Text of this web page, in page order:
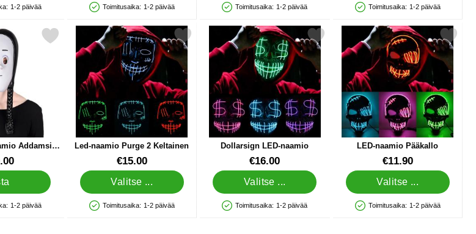
1-2 päivää
Saatavuus: Varastossa
Toimitusaika: 1-2 päivää
Saatavuus: Varastossa
Toimitusaika: 1-2 päivää
Saatavuus: Varastossa
Toimitusaika: 1-2 päivää
Addamsin
1-2 päivää
Naamio Addamsin Perhe suosikiksi
Led-naamio Purge 2 Keltainen
Tuote.nro 24676€15.00
Valitse ...
Saatavuus: Varastossa
Toimitusaika: 1-2 päivää
Merkitse led-naamio Purge 2 Keltainen suosikiksi
Dollarsign LED-naamio
Tuote.nro 24683€16.00
Valitse ...
Saatavuus: Varastossa
Toimitusaika: 1-2 päivää
Merkitse dollarsign LED-naamio suosikiksi
LED-naamio Pääkallo
Tuote.nro 24700€11.90
Valitse ...
Saatavuus: Varastossa
Toimitusaika: 1-2 päivää
Merkitse lED-naamio